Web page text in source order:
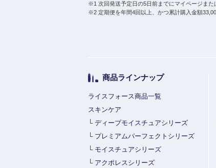
※1 次回発送予定日の5日前までにマイページまた
※2 定期便を年間4回以上、かつ累計購入金額
商品ラインナップ
ライスフォース商品一覧
スキンケア
└ ディープモイスチュアシリーズ
└ プレミアムパーフェクトシリーズ
└ モイスチュアシリーズ
└ アクポレスシリーズ